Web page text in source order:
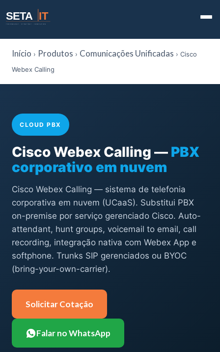
SETA IT
TECHNOLOGY · STRATEGY · INNOVATION
Início › Produtos › Comunicações Unificadas › Cisco
Webex Calling
CLOUD PBX
Cisco Webex Calling — PBX
corporativo em nuvem
Cisco Webex Calling — sistema de telefonia
corporativa em nuvem (UCaaS). Substitui PBX
on-premise por serviço gerenciado Cisco. Auto-
attendant, hunt groups, voicemail to email, call
recording, integração nativa com Webex App e
softphone. Trunks SIP gerenciados ou BYOC
(bring-your-own-carrier).
Solicitar Cotação
Falar no WhatsApp